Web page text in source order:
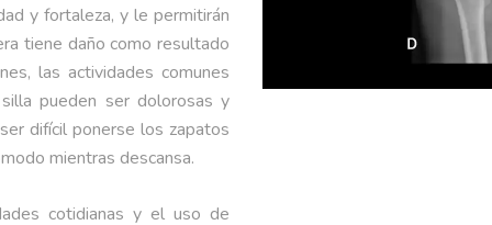
y fortaleza, y le permitirán
tiene daño como resultado
las actividades comunes
pueden ser dolorosas y
difícil ponerse los zapatos
mientras descansa.
cotidianas y el uso de